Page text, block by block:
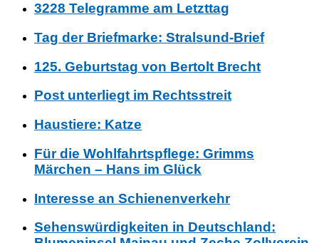
3228 Telegramme am Letzttag
Tag der Briefmarke: Stralsund-Brief
125. Geburtstag von Bertolt Brecht
Post unterliegt im Rechtsstreit
Haustiere: Katze
Für die Wohlfahrtspflege: Grimms
Märchen – Hans im Glück
Interesse an Schienenverkehr
Sehenswürdigkeiten in Deutschland: